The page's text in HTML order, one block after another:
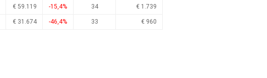
€ 59.119 -15,4% 34 € 1.739
€ 31.674 -46,4% 33 € 960